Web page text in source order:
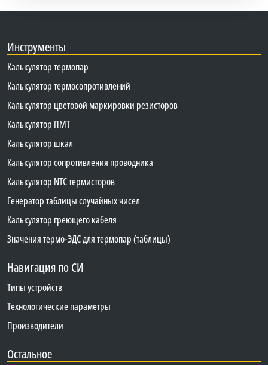
Инструменты
Калькулятор термопар
Калькулятор термосопротивлений
Калькулятор цветовой маркировки резисторов
Калькулятор ПМТ
Калькулятор шкал
Калькулятор сопротивления проводника
Калькулятор NTC термисторов
Генератор таблицы случайных чисел
Калькулятор греющего кабеля
Значения термо-ЭДС для термопар (таблицы)
Навигация по СИ
Типы устройств
Технологические параметры
Производители
Остальное